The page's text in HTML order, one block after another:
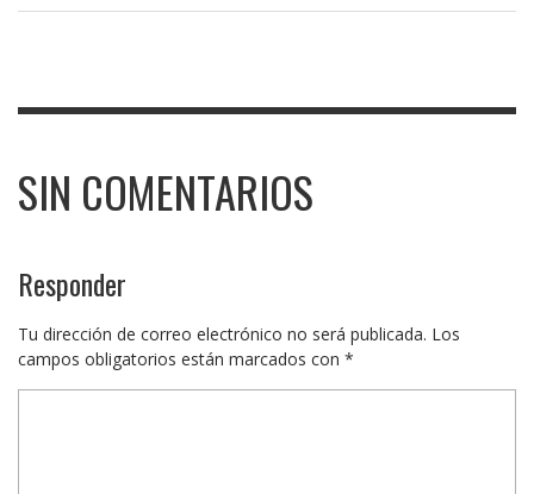
SIN COMENTARIOS
Responder
Tu dirección de correo electrónico no será publicada. Los
campos obligatorios están marcados con *